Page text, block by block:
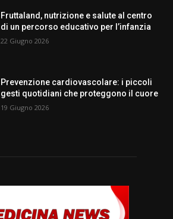
Fruttaland, nutrizione e salute al centro
di un percorso educativo per l’infanzia
22 Giugno 2026
Prevenzione cardiovascolare: i piccoli
gesti quotidiani che proteggono il cuore
19 Giugno 2026